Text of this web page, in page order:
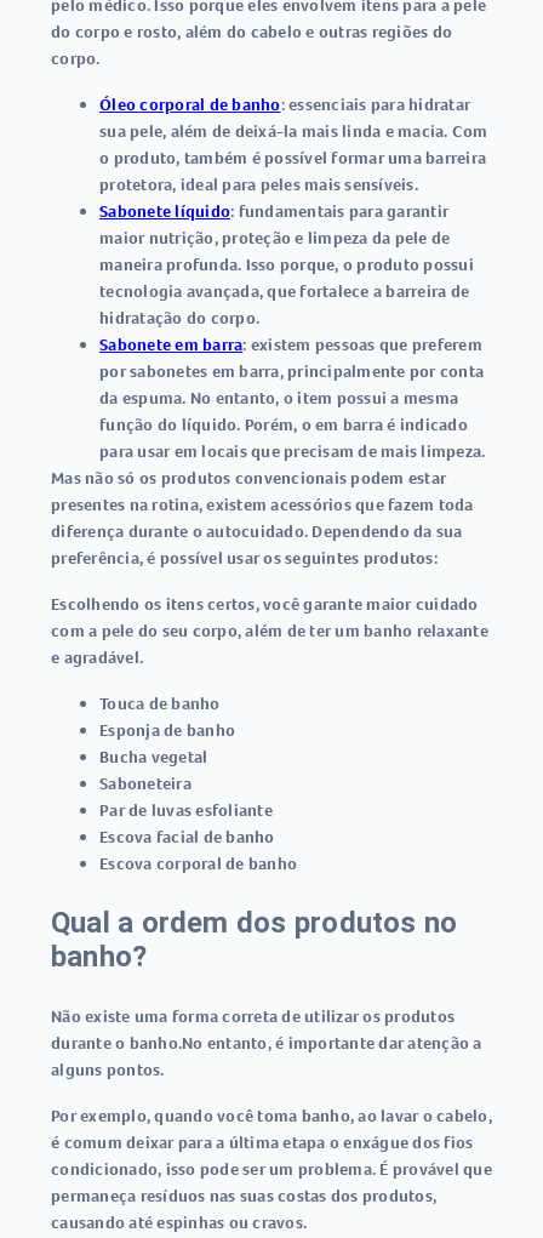
pelo médico. Isso porque eles envolvem itens para a pele
do corpo e rosto, além do cabelo e outras regiões do
corpo.
Óleo corporal de banho: essenciais para hidratar
sua pele, além de deixá-la mais linda e macia. Com
o produto, também é possível formar uma barreira
protetora, ideal para peles mais sensíveis.
Sabonete líquido: fundamentais para garantir
maior nutrição, proteção e limpeza da pele de
maneira profunda. Isso porque, o produto possui
tecnologia avançada, que fortalece a barreira de
hidratação do corpo.
Sabonete em barra: existem pessoas que preferem
por sabonetes em barra, principalmente por conta
da espuma. No entanto, o item possui a mesma
função do líquido. Porém, o em barra é indicado
para usar em locais que precisam de mais limpeza.
Mas não só os produtos convencionais podem estar
presentes na rotina, existem acessórios que fazem toda
diferença durante o autocuidado. Dependendo da sua
preferência, é possível usar os seguintes produtos:
Escolhendo os itens certos, você garante maior cuidado
com a pele do seu corpo, além de ter um banho relaxante
e agradável.
Touca de banho
Esponja de banho
Bucha vegetal
Saboneteira
Par de luvas esfoliante
Escova facial de banho
Escova corporal de banho
Qual a ordem dos produtos no
banho?
Não existe uma forma correta de utilizar os produtos
durante o banho.No entanto, é importante dar atenção a
alguns pontos.
Por exemplo, quando você toma banho, ao lavar o cabelo,
é comum deixar para a última etapa o enxágue dos fios
condicionado, isso pode ser um problema. É provável que
permaneça resíduos nas suas costas dos produtos,
causando até espinhas ou cravos.